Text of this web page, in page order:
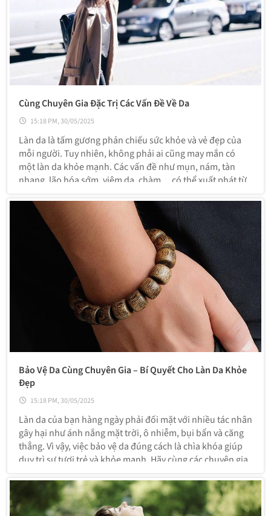
Cùng Chuyên Gia Đặc Trị Các Vấn Đề Về Da
15:18 PM, 30/05/2025
Làn da là tấm gương phản chiếu sức khỏe và vẻ đẹp của
mỗi người. Tuy nhiên, không phải ai cũng may mắn có
một làn da khỏe mạnh. Các vấn đề như mụn, nám, tàn
nhang, lão hóa sớm, viêm da, chàm… có thể xuất phát từ
tiết tố hay cách chăm sóc chưa p
Bảo Vệ Da Cùng Chuyên Gia – Bí Quyết Cho Làn Da Khỏe
Đẹp
15:18 PM, 30/05/2025
Làn da của bạn hàng ngày phải đối mặt với nhiều tác nhân
gây hại như ánh nắng mặt trời, ô nhiễm, bụi bẩn và căng
thẳng. Vì vậy, việc bảo vệ da đúng cách là chìa khóa giúp
duy trì sự tươi trẻ và khỏe mạnh. Hãy cùng các chuyên gia